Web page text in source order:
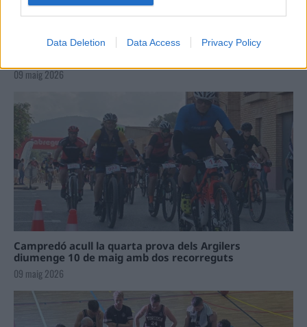
Data Deletion Data Access Privacy Policy
La Cursa de l’Aldea segona d’etiqueta d’or de la
09 maig 2026
Campredó acull la quarta prova dels Argilers
diumenge 10 de maig amb dos recorreguts
09 maig 2026